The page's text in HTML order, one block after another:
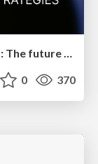
Impact Scores and Hybrid Strategies: The future of link building
0 370